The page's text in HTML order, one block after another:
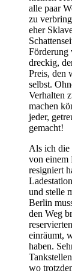
alle paar
zu
eher
Förderung
dreckig,
Preis, den
selbst.
Verhalten
machen
jeder,
gemacht!
Als ich die
von einem
resigniert
und stelle
Berlin
den Weg
einräumt,
haben.
wo